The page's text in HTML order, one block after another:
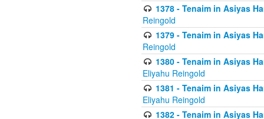
1378 - Tenaim in Asiyas
Reingold
1379 - Tenaim in Asiyas
Reingold
1380 - Tenaim in Asiyas
Eliyahu Reingold
1381 - Tenaim in Asiyas
Eliyahu Reingold
1382 - Tenaim in Asiyas